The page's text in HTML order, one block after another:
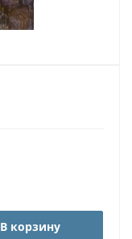
В корзину